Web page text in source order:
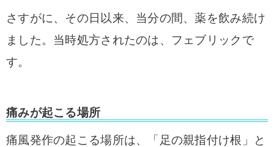
さすがに、その日以来、当分の間、薬を飲み続け
ました。当時処方されたのは、フェブリックで
す。
痛みが起こる場所
痛風発作の起こる場所は、「足の親指付け根」と